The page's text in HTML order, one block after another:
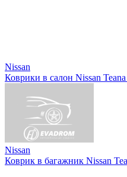
Nissan
Коврики в салон Nissan
Nissan
Коврик в багажник Nissan